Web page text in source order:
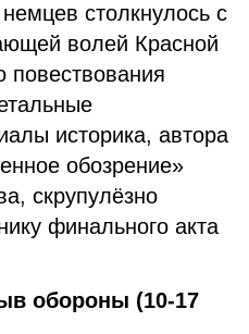
столкнулось с
волей Красной
повествования
историка, автора
обозрение»
скрупулёзно
финального акта
обороны (10-17